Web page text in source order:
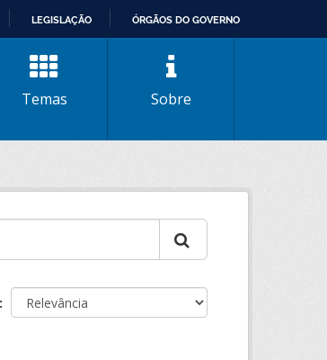
LEGISLAÇÃO ÓRGÃOS DO GOVERNO
Temas Sobre